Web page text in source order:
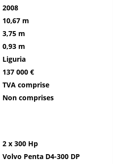
2008
10,67 m
3,75 m
0,93 m
Liguria
137 000 €
TVA comprise
Non comprises
2 x 300 Hp
Volvo Penta D4-300 DP